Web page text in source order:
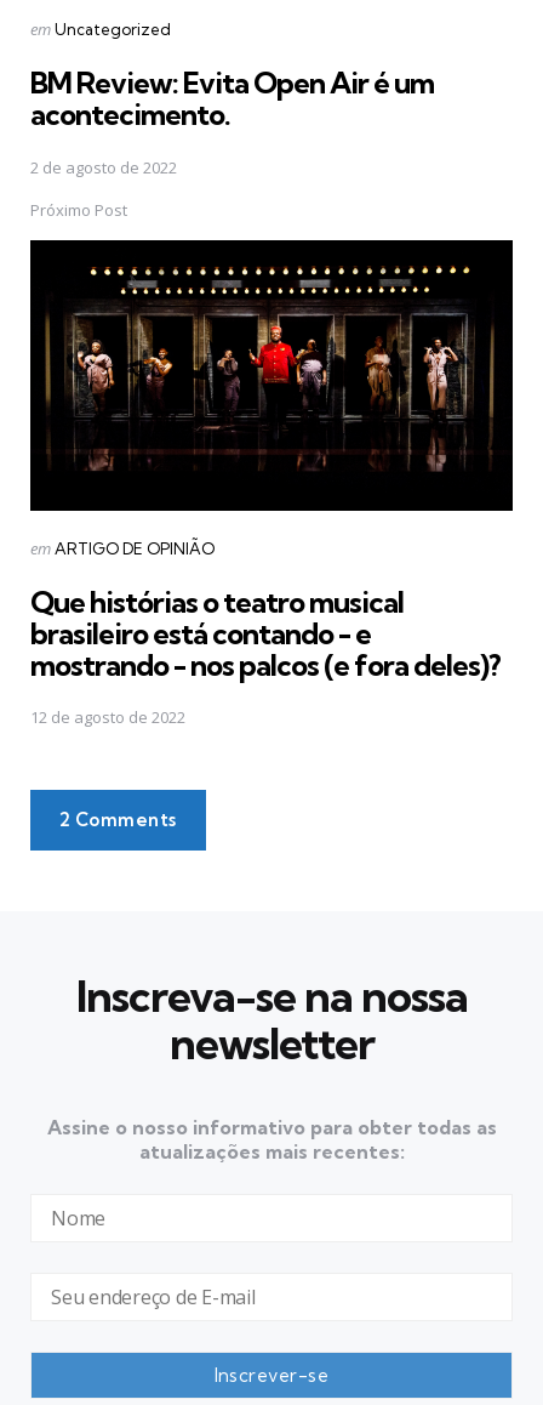
Postado
emUncategorized
BM Review: Evita Open Air é um
acontecimento.
2 de agosto de 2022
Próximo Post
Postado
emARTIGO DE OPINIÃO
Que histórias o teatro musical
brasileiro está contando - e
mostrando - nos palcos (e fora deles)?
12 de agosto de 2022
2 Comments
Inscreva-se na nossa
newsletter
Assine o nosso informativo para obter todas as
atualizações mais recentes: